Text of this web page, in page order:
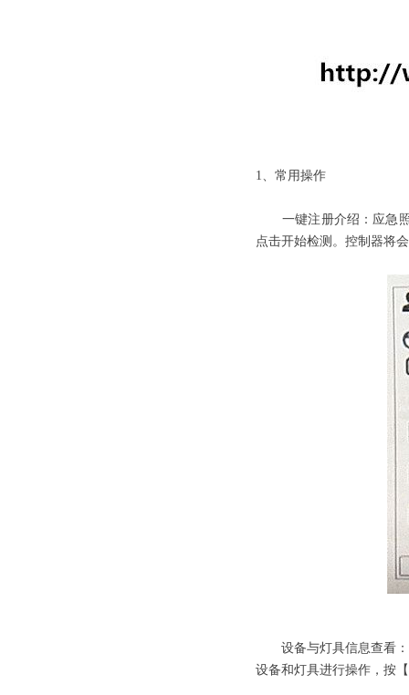
1、常用操作
一键注册介绍：应急照
点击开始检测。控制器将
设备与灯具信息查看：
设备和灯具进行操作，按